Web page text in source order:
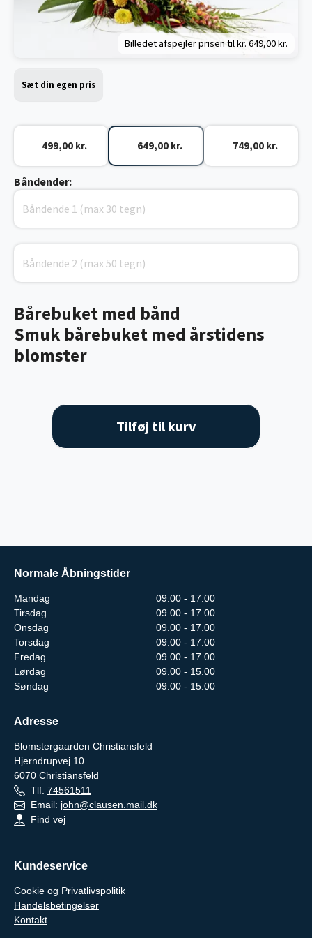
Billedet afspejler prisen til kr. 649,00 kr.
Bårebuket med bånd
Smuk bårebuket med årstidens
blomster
Sæt din egen pris
499,00 kr. 649,00 kr. 749,00 kr.
Båndender:
Tilføj til kurv
Normale Åbningstider
Mandag
09.00 - 17.00
Tirsdag
09.00 - 17.00
Onsdag
09.00 - 17.00
Torsdag
09.00 - 17.00
Fredag
09.00 - 17.00
Lørdag
09.00 - 15.00
Søndag
09.00 - 15.00
Adresse
Blomstergaarden Christiansfeld
Hjerndrupvej 10
6070 Christiansfeld
Tlf. 74561511
Email: john@clausen.mail.dk
Find vej
Kundeservice
Cookie og Privatlivspolitik
Handelsbetingelser
Kontakt